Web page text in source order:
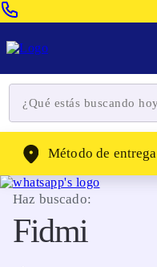
WhatsApp: (302) 262-4104
Método de entrega
Haz buscado:
Fidmi